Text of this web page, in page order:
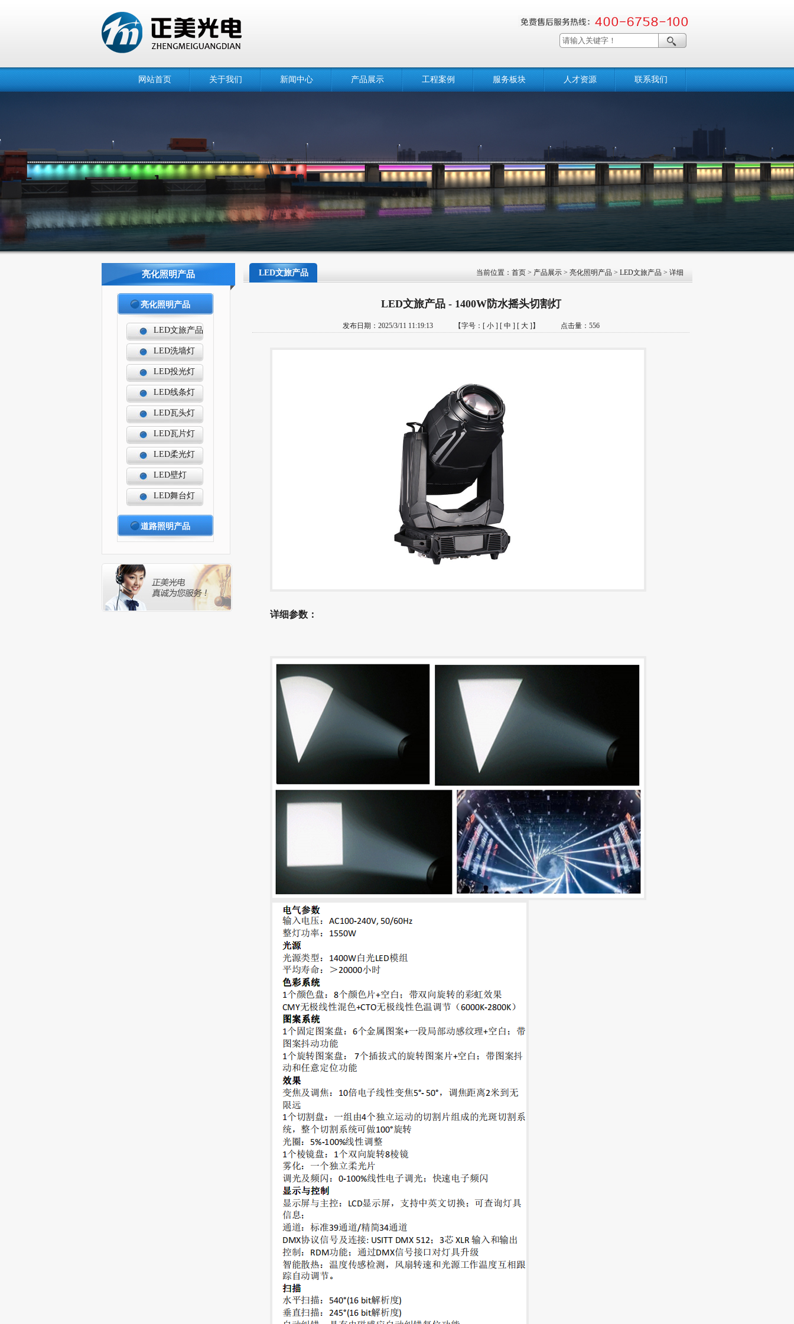
网站首页 关于我们 新闻中心 产品展示 工程案例 服务板块 人才资源 联系我们
亮化照明产品
亮化照明产品
LED文旅产品
LED洗墙灯
LED投光灯
LED线条灯
LED瓦头灯
LED瓦片灯
LED柔光灯
LED壁灯
LED舞台灯
道路照明产品
当前位置： 首页 > 产品展示 > 亮化照明产品 > LED文旅产品 > 详细
LED文旅产品
LED文旅产品 - 1400W防水摇头切割灯
发布日期：2025/3/11 11:19:13 【字号： [ 小 ] [ 中 ] [ 大 ] 】 点击量：556
详细参数：